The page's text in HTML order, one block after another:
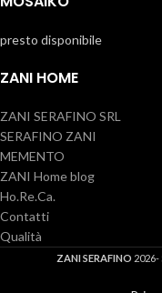
presto disponibile
ZANI HOME
ZANI SERAFINO SRL
SERAFINO ZANI
MEMENTO
ZANI Home blog
Ho.Re.Ca.
Contatti
Qualità
ZANI SERAFINO